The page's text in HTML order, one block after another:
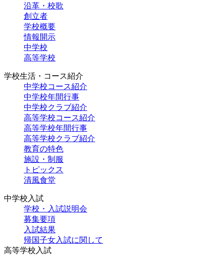
沿革・校歌
創立者
学校概要
情報開示
中学校
高等学校
学校生活・コース紹介
中学校コース紹介
中学校年間行事
中学校クラブ紹介
高等学校コース紹介
高等学校年間行事
高等学校クラブ紹介
教育の特色
施設・制服
トピックス
清風食堂
中学校入試
学校・入試説明会
募集要項
入試結果
帰国子女入試に関して
高等学校入試